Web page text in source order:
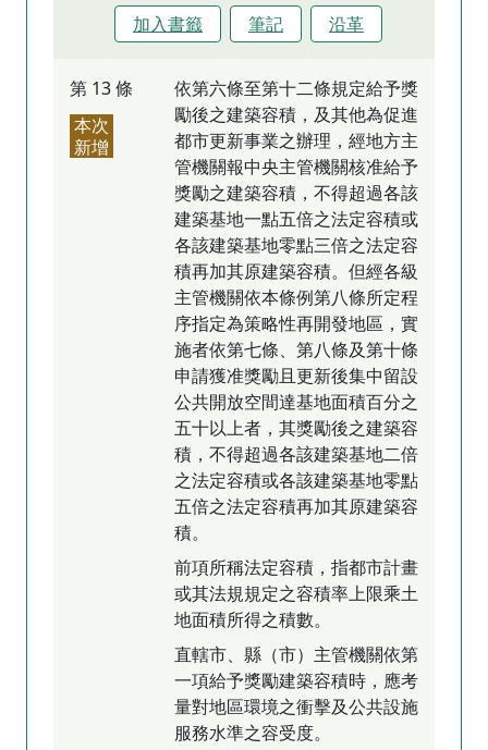
加入書籤 筆記 沿革
第 13 條
本次
新增
依第六條至第十二條規定給予獎
勵後之建築容積，及其他為促進
都市更新事業之辦理，經地方主
管機關報中央主管機關核准給予
獎勵之建築容積，不得超過各該
建築基地一點五倍之法定容積或
各該建築基地零點三倍之法定容
積再加其原建築容積。但經各級
主管機關依本條例第八條所定程
序指定為策略性再開發地區，實
施者依第七條、第八條及第十條
申請獲准獎勵且更新後集中留設
公共開放空間達基地面積百分之
五十以上者，其獎勵後之建築容
積，不得超過各該建築基地二倍
之法定容積或各該建築基地零點
五倍之法定容積再加其原建築容
積。
前項所稱法定容積，指都市計畫
或其法規規定之容積率上限乘土
地面積所得之積數。
直轄市、縣（市）主管機關依第
一項給予獎勵建築容積時，應考
量對地區環境之衝擊及公共設施
服務水準之容受度。